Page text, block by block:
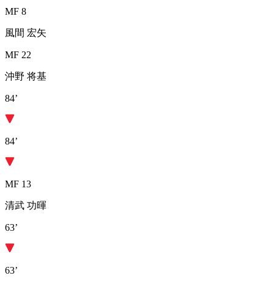
MF 8
風間 宏矢
MF 22
沖野 将基
84’
84’
MF 13
清武 功暉
63’
63’